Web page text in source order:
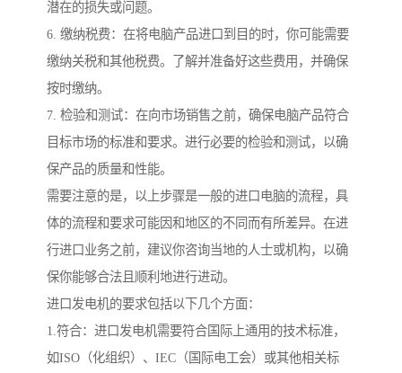
潜在的损失或问题。
6. 缴纳税费：在将电脑产品进口到目的时，你可能需要
缴纳关税和其他税费。了解并准备好这些费用，并确保
按时缴纳。
7. 检验和测试：在向市场销售之前，确保电脑产品符合
目标市场的标准和要求。进行必要的检验和测试，以确
保产品的质量和性能。
需要注意的是，以上步骤是一般的进口电脑的流程，具
体的流程和要求可能因和地区的不同而有所差异。在进
行进口业务之前，建议你咨询当地的人士或机构，以确
保你能够合法且顺利地进行进动。
进口发电机的要求包括以下几个方面：
1.符合：进口发电机需要符合国际上通用的技术标准，
如ISO（化组织）、IEC（国际电工会）或其他相关标